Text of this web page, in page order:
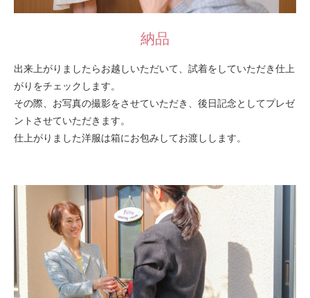
納品
出来上がりましたらお越しいただいて、試着をしていただき仕上
がりをチェックします。
その際、お写真の撮影をさせていただき、後日記念としてプレゼ
ントさせていただきます。
仕上がりました洋服は箱にお包みしてお渡しします。